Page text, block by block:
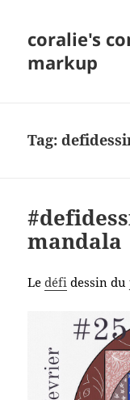
coralie's
markup
Tag:
mandala
Ledéfi dessin